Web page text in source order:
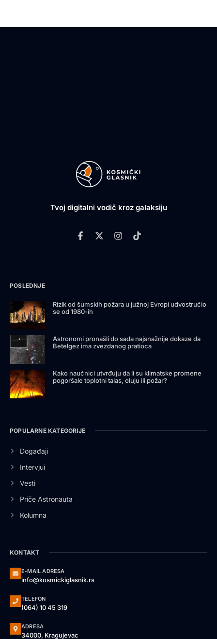
Tvoj digitalni vodič kroz galaksiju
POSLEDNJE
Rizik od šumskih požara u južnoj Evropi udvostručio
se od 1980-ih
Astronomi pronašli do sada najsnažnije dokaze da
Betelgez ima zvezdanog pratioca
Kako naučnici utvrđuju da li su klimatske promene
pogoršale toplotni talas, oluju ili požar?
POPULARNE KATEGORIJE
Događaji
Intervjui
Vesti
Priče Astronauta
Kolumna
KONTAKT
E-MAIL ADRESA
info@kosmickiglasnik.rs
TELEFON
(064) 10 45 319
ADRESA
34000, Kragujevac